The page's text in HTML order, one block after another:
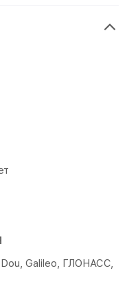
Galileo, ГЛОНАСС,